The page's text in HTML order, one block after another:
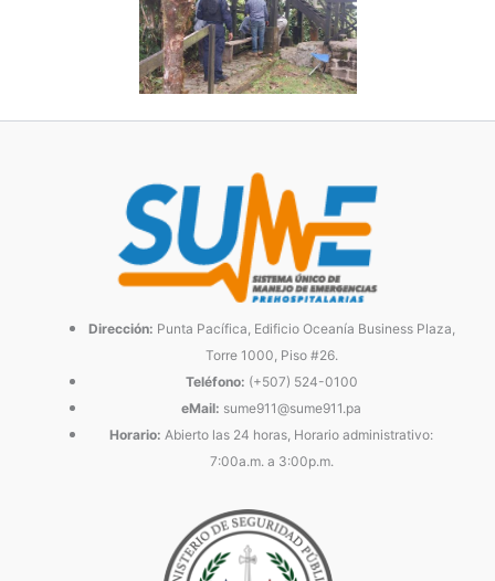
Dirección: Punta Pacífica, Edificio Oceanía Business Plaza,
Torre 1000, Piso #26.
Teléfono: (+507) 524-0100
eMail: sume911@sume911.pa
Horario: Abierto las 24 horas, Horario administrativo:
7:00a.m. a 3:00p.m.